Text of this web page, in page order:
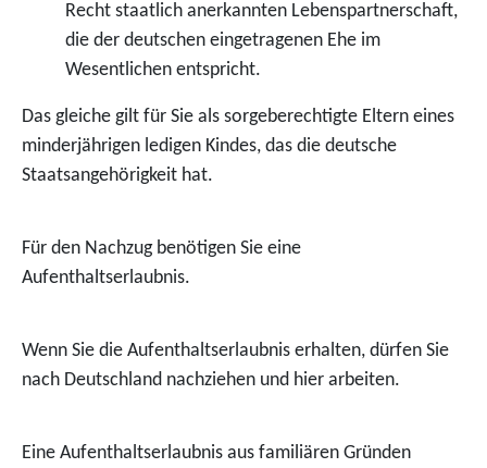
Recht staatlich anerkannten Lebenspartnerschaft,
die der deutschen eingetragenen Ehe im
Wesentlichen entspricht.
Das gleiche gilt für Sie als sorgeberechtigte Eltern eines
minderjährigen ledigen Kindes, das die deutsche
Staatsangehörigkeit hat.
Für den Nachzug benötigen Sie eine
Aufenthaltserlaubnis.
Wenn Sie die Aufenthaltserlaubnis erhalten, dürfen Sie
nach Deutschland nachziehen und hier arbeiten.
Eine Aufenthaltserlaubnis aus familiären Gründen